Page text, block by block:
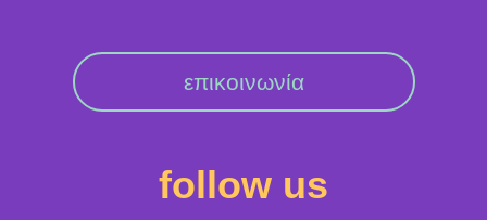
επικοινωνία
follow us